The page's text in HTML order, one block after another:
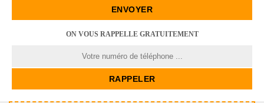
ON VOUS RAPPELLE GRATUITEMENT